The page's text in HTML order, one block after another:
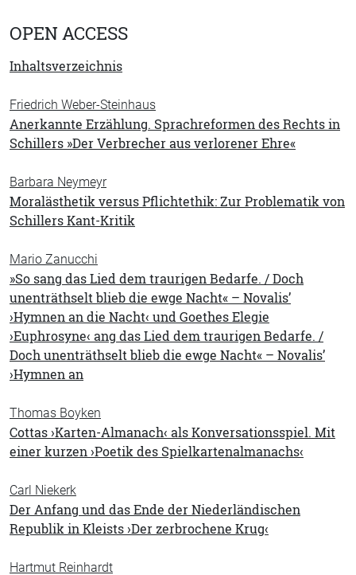
OPEN ACCESS
Inhaltsverzeichnis
Friedrich Weber-Steinhaus
Anerkannte Erzählung. Sprachreformen des Rechts in
Schillers »Der Verbrecher aus verlorener Ehre«
Barbara Neymeyr
Moralästhetik versus Pflichtethik: Zur Problematik von
Schillers Kant-Kritik
Mario Zanucchi
»So sang das Lied dem traurigen Bedarfe. / Doch
unenträthselt blieb die ewge Nacht« – Novalis’
›Hymnen an die Nacht‹ und Goethes Elegie
›Euphrosyne‹ ang das Lied dem traurigen Bedarfe. /
Doch unenträthselt blieb die ewge Nacht« – Novalis’
›Hymnen an
Thomas Boyken
Cottas ›Karten-Almanach‹ als Konversationsspiel. Mit
einer kurzen ›Poetik des Spielkartenalmanachs‹
Carl Niekerk
Der Anfang und das Ende der Niederländischen
Republik in Kleists ›Der zerbrochene Krug‹
Hartmut Reinhardt